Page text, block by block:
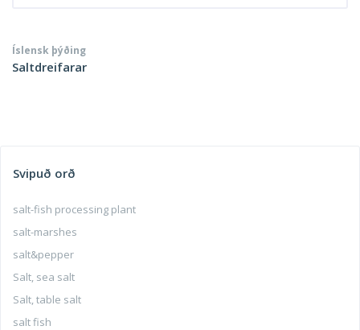
Íslensk þýðing
Saltdreifarar
Svipuð orð
salt-fish processing plant
salt-marshes
salt&pepper
Salt, sea salt
Salt, table salt
salt fish